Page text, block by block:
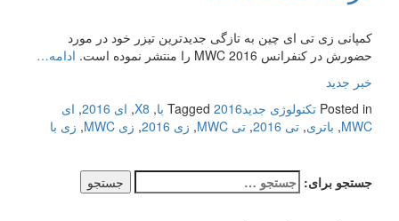
کمپانی زی تی ای چین به تازگی جدیدترین تیزر خود در مورد
حضورش در کنفرانس MWC 2016 را منتشر نموده است.
ادامه…
خبر جدید
Posted in تکنولوژی جدید Tagged 2016 با ,
X8
, ای 2016 , ای
MWC
, باتری, تی 2016 , تی MWC , زی 2016 , زی MWC , زی با
جستجو برای: